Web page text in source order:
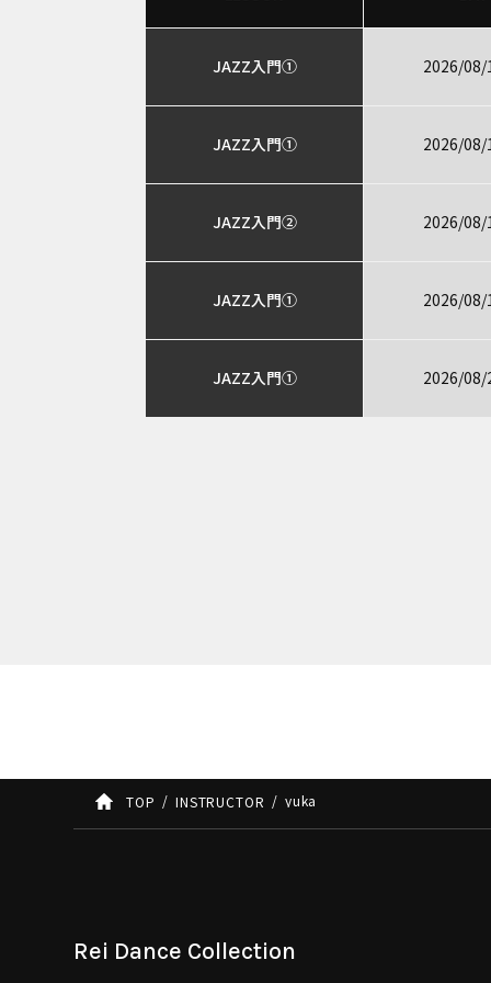
JAZZ入門① 2026/08/
JAZZ入門① 2026/08/
JAZZ入門② 2026/08/
JAZZ入門① 2026/08/
JAZZ入門① 2026/08/
TOP INSTRUCTOR yuka
Rei Dance Collection